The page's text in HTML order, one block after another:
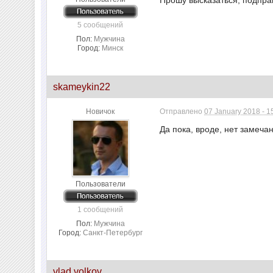
5 сообщений
Пол: Мужчина
Город: Минск
skameykin22
Новичок
Пользователи
1 сообщений
Пол: Мужчина
Город: Санкт-Петербург
Отправлено07 January 2018 -
Да пока, вроде, нет